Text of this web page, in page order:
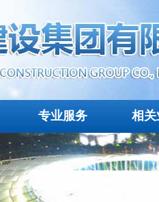
专业服务 相关